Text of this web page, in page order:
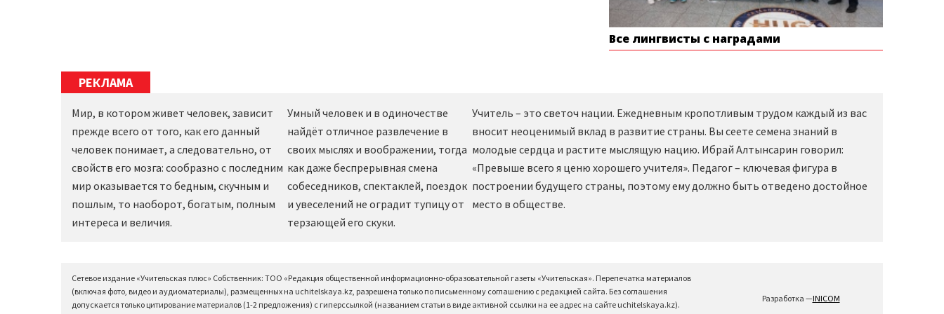
Все лингвисты с наградами
РЕКЛАМА
Мир, в котором живет человек, зависит
прежде всего от того, как его данный
человек понимает, а следовательно, от
свойств его мозга: сообразно с последним
мир оказывается то бедным, скучным и
пошлым, то наоборот, богатым, полным
интереса и величия.
Умный человек и в одиночестве
найдёт отличное развлечение в
своих мыслях и воображении, тогда
как даже беспрерывная смена
собеседников, спектаклей, поездок
и увеселений не оградит тупицу от
терзающей его скуки.
Учитель – это светоч нации. Ежедневным кропотливым трудом каждый из вас
вносит неоценимый вклад в развитие страны. Вы сеете семена знаний в
молодые сердца и растите мыслящую нацию. Ибрай Алтынсарин говорил:
«Превыше всего я ценю хорошего учителя». Педагог – ключевая фигура в
построении будущего страны, поэтому ему должно быть отведено достойное
место в обществе.
Сетевое издание «Учительская плюс» Собственник: ТОО «Редакция общественной информационно-образовательной газеты «Учительская». Перепечатка материалов
(включая фото, видео и аудиоматериалы), размещенных на uchitelskaya.kz, разрешена только по письменному соглашению с редакцией сайта. Без соглашения
допускается только цитирование материалов (1-2 предложения) с гиперссылкой (названием статьи в виде активной ссылки на ее адрес на сайте uchitelskaya.kz).
Разработка —INICOM